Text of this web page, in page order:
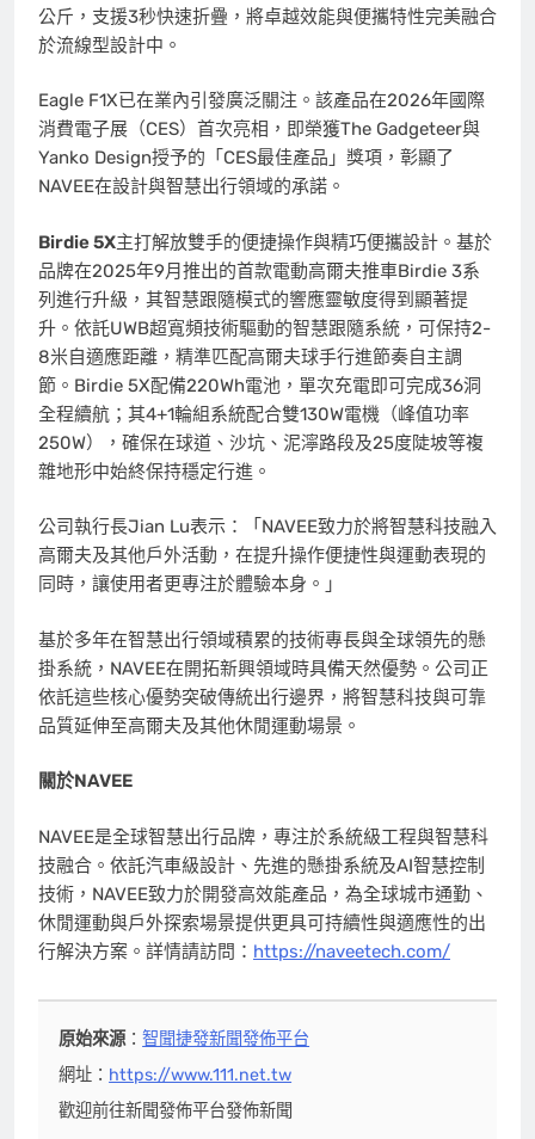
公斤，支援3秒快速折疊，將卓越效能與便攜特性完美融合
於流線型設計中。
Eagle F1X已在業內引發廣泛關注。該產品在2026年國際
消費電子展（CES）首次亮相，即榮獲The Gadgeteer與
Yanko Design授予的 「 CES最佳產品 」 獎項，彰顯了
NAVEE在設計與智慧出行領域的承諾。
Birdie 5X主打解放雙手的便捷操作與精巧便攜設計。基於
品牌在2025年9月推出的首款電動高爾夫推車Birdie 3系
列進行升級，其智慧跟隨模式的響應靈敏度得到顯著提
升。依託UWB超寬頻技術驅動的智慧跟隨系統，可保持2-
8米自適應距離，精準匹配高爾夫球手行進節奏自主調
節。Birdie 5X配備220Wh電池，單次充電即可完成36洞
全程續航；其4+1輪組系統配合雙130W電機（峰值功率
250W），確保在球道、沙坑、泥濘路段及25度陡坡等複
雜地形中始終保持穩定行進。
公司執行長Jian Lu表示： 「 NAVEE致力於將智慧科技融入
高爾夫及其他戶外活動，在提升操作便捷性與運動表現的
同時，讓使用者更專注於體驗本身。 」
基於多年在智慧出行領域積累的技術專長與全球領先的懸
掛系統，NAVEE在開拓新興領域時具備天然優勢。公司正
依託這些核心優勢突破傳統出行邊界，將智慧科技與可靠
品質延伸至高爾夫及其他休閒運動場景。
關於NAVEE
NAVEE是全球智慧出行品牌，專注於系統級工程與智慧科
技融合。依託汽車級設計、先進的懸掛系統及AI智慧控制
技術，NAVEE致力於開發高效能產品，為全球城市通勤、
休閒運動與戶外探索場景提供更具可持續性與適應性的出
行解決方案。詳情請訪問： https://naveetech.com/
原始來源：智聞捷發新聞發佈平台
網址： https://www.111.net.tw
歡迎前往新聞發佈平台發佈新聞